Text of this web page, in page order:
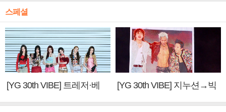
스페셜
[YG 30th VIBE] 트레저·베
[YG 30th VIBE] 지누션→빅